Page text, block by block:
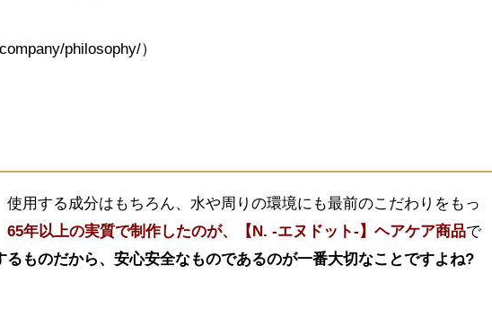
philosophy/）
使用する成分はもちろん、水や周りの環境にも最前のこだわりをもっ
65年以上の実質で制作したのが、【N. -エヌドット-】ヘアケア商品で
ものだから、安心安全なものであるのが一番大切なことですよね?